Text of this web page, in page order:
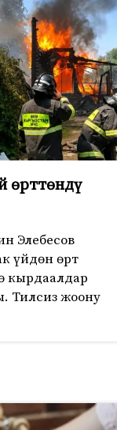
өрттөндү
Элебесов
үйдөн өрт
кырдаалдар
Тилсиз жоону